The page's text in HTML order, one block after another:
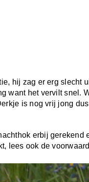
hij zag er erg slecht
want het vervilt snel.
is nog vrij jong
erbij gerekend
lees ook de